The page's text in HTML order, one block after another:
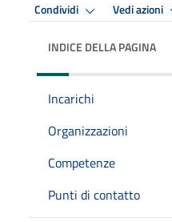
Condividi Vedi azioni
INDICE DELLA PAGINA
Incarichi
Organizzazioni
Competenze
Punti di contatto